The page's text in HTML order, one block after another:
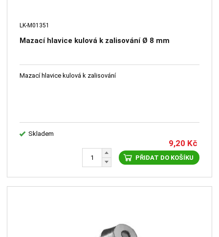
LK-M01351
Mazací hlavice kulová k zalisování Ø 8 mm
Mazací hlavice kulová k zalisování
Skladem
9,20 Kč
PŘIDAT DO KOŠÍKU